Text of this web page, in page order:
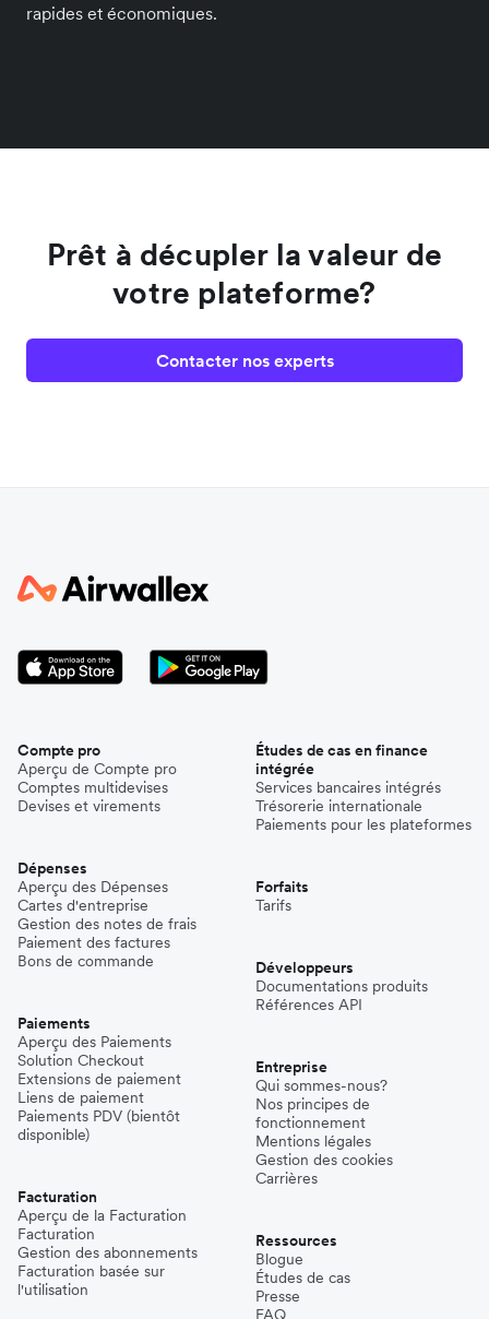
rapides et économiques.
Prêt à décupler la valeur de
votre plateforme?
Contacter nos experts
Compte pro
Aperçu de Compte pro
Comptes multidevises
Devises et virements
Dépenses
Aperçu des Dépenses
Cartes d'entreprise
Gestion des notes de frais
Paiement des factures
Bons de commande
Paiements
Aperçu des Paiements
Solution Checkout
Extensions de paiement
Liens de paiement
Paiements PDV (bientôt
disponible)
Facturation
Aperçu de la Facturation
Facturation
Gestion des abonnements
Facturation basée sur
l'utilisation
Études de cas en finance
intégrée
Services bancaires intégrés
Trésorerie internationale
Paiements pour les plateformes
Forfaits
Tarifs
Développeurs
Documentations produits
Références API
Entreprise
Qui sommes-nous?
Nos principes de
fonctionnement
Mentions légales
Gestion des cookies
Carrières
Ressources
Blogue
Études de cas
Presse
FAQ